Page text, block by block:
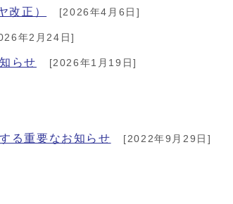
改正） [2026年4月6日]
年2月24日]
らせ [2026年1月19日]
る重要なお知らせ [2022年9月29日]